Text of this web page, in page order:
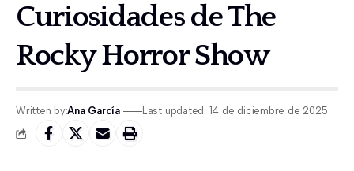
Curiosidades de The
Rocky Horror Show
Written by:Ana García Last updated: 14 de diciembre de 2025